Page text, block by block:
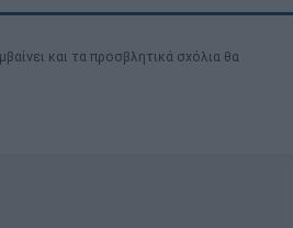
και τα προσβλητικά σχόλια θα